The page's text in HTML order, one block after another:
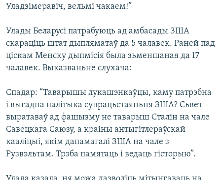
Уладзімеравіч, вельмі чакаем!”
Улады Беларусі патрабуюць ад амбасады ЗША
скараціць штат дыпляматаў да 5 чалавек. Раней пад
ціскам Менску дыпмісія была зьменшаная да 17
чалавек. Выказваньне слухача:
Спадар: “Таварышы лукашэнкаўцы, каму патрэбна
і выгадна палітыка супрацьстаяньня ЗША? Сьвет
выратаваў ад фашызму не таварыш Сталін на чале
Савецкага Саюзу, а краіны антыгітлераўскай
кааліцыі, якім дапамагалі ЗША на чале з
Рузвэльтам. Трэба памятаць і ведаць гісторыю”.